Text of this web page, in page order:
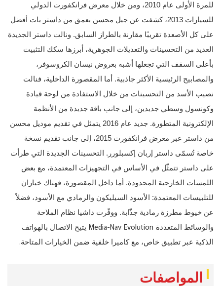
للمرة الأولى عام 2010، ومن خلال معرض فرانكفورت الدولي
للسيارات 2013، كشفت عن جيل محسن بعمق من داستر بات أفضل
على كل الأصعدة تقريبًا مقارنة بالطراز السابق. ونالت داستر الجديدة
العديد من التحسينات والتعديلات الجوهرية، أبرزها سكك التثبيت
بأعلى السقف التي تجعلها أشبه بعروض نيسان الكروسوفر،
والمصابيح الرئيسية الأكثر جاذبية. أما المقصورة الداخلية، فنالت
نصيب الأسد من التحسينات من خلال الاستفادة من لوحة قيادة
وكونسول وسطي جديدين، إلى جانب باقة جديدة من الأنظمة
الإلكترونية المتطورة. جديد عام 2016 يتمثل في تقديم موديل محسن
من داستر عبر معرض فرانكفورت 2015، إلى جانب تقديم نسخة
خاصة تُسمّى داستر إربان إكسبلورر. التحسينات الجديدة التي طرأت
على داستر تتمثّل في الأساس في التجهيزات المعتمدة، مع بعض
اللمسات الخارجية المحدودة. أما داخل المقصورة، فهناك خياران
للتلبيسات المعتمدة: الأسود السيليكون والرمادي مع الأسود، فضلاً
عن خيوط مطرزة رمادية جذّابة. ووفّرت داشيا نظام الملاحة
والوسائط المتعددة
يتيح الاتصال بالهواتف
الذكية عبر تطبيق خاص، مع كاميرا خلفية ضمن الخيارات المتاحة.
المواصفات